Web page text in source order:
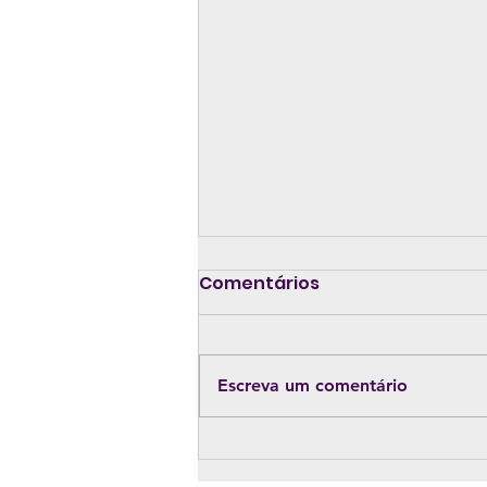
Aprovado projeto que
Comentários
Escreva um comentário